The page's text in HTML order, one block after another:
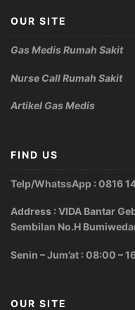
OUR SITE
Gas Medis Rumah Sakit
Nurse Call Rumah Sakit
Artikel Gas Medis
FIND US
Telp/WhatssApp : 0816
Address : VIDA Bantar
Sembilan No.H
Senin – Jum’at : 08:00 –
OUR SITE